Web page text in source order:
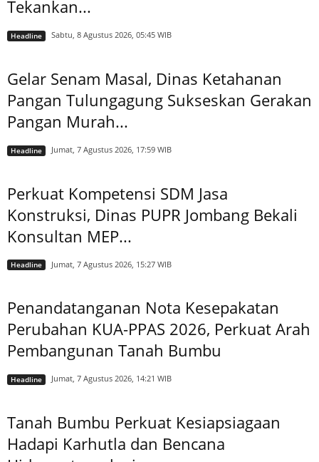
Tekankan...
Headline Sabtu, 8 Agustus 2026, 05:45 WIB
Gelar Senam Masal, Dinas Ketahanan
Pangan Tulungagung Sukseskan Gerakan
Pangan Murah...
Headline Jumat, 7 Agustus 2026, 17:59 WIB
Perkuat Kompetensi SDM Jasa
Konstruksi, Dinas PUPR Jombang Bekali
Konsultan MEP...
Headline Jumat, 7 Agustus 2026, 15:27 WIB
Penandatanganan Nota Kesepakatan
Perubahan KUA-PPAS 2026, Perkuat Arah
Pembangunan Tanah Bumbu
Headline Jumat, 7 Agustus 2026, 14:21 WIB
Tanah Bumbu Perkuat Kesiapsiagaan
Hadapi Karhutla dan Bencana